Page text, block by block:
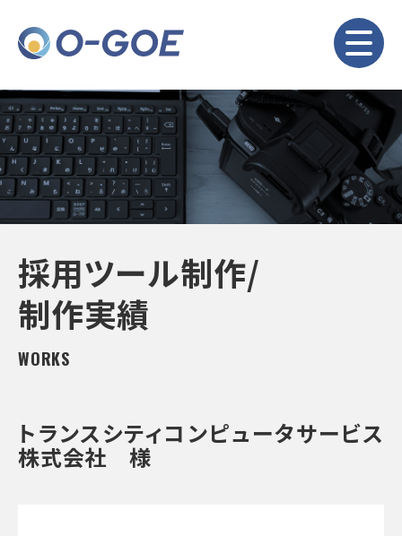
採用ツール制作/
制作実績
WORKS
トランスシティコンピュータサービス
株式会社 様